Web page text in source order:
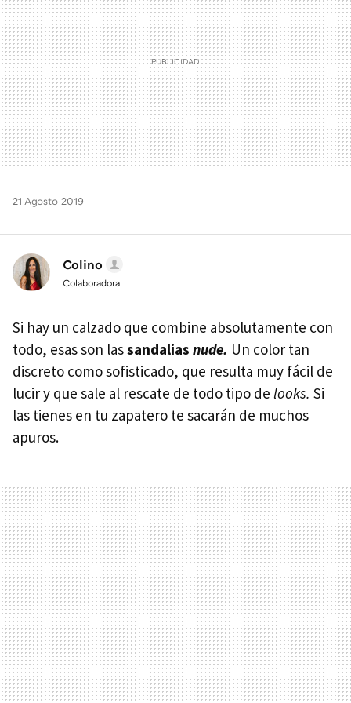
21 Agosto 2019
Colino
Colaboradora
Si hay un calzado que combine absolutamente con
todo, esas son lassandalias nude. Un color tan
discreto como sofisticado, que resulta muy fácil de
lucir y que sale al rescate de todo tipo de looks. Si
las tienes en tu zapatero te sacarán de muchos
apuros.